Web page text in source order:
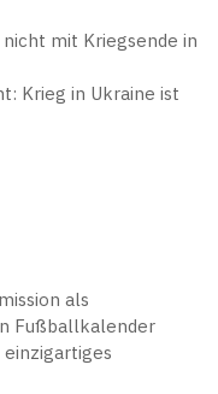
mit Kriegsende in
Krieg in Ukraine ist
als
Fußballkalender